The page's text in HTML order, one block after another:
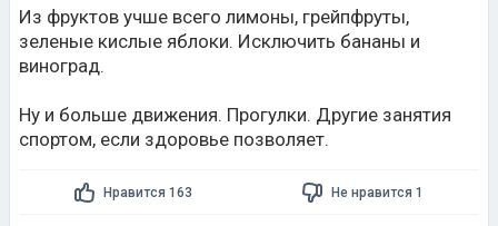
Из фруктов учше всего лимоны, грейпфруты,
зеленые кислые яблоки. Исключить бананы и
виноград.
Ну и больше движения. Прогулки. Другие занятия
спортом, если здоровье позволяет.
Нравится 163 Не нравится 1